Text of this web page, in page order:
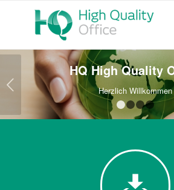
HQ High Quality
Herzlich Willkommen